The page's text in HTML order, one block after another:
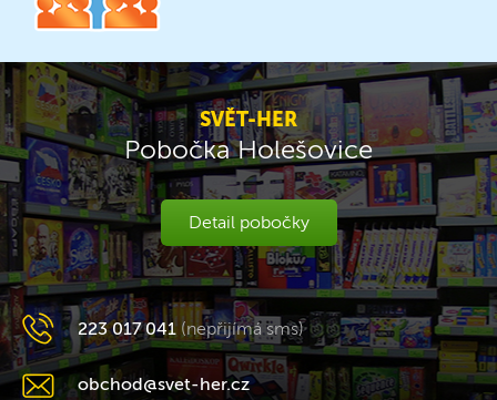
SVĚT-HER
Pobočka Holešovice
Detail pobočky
223 017 041 (nepřijímá sms)
obchod@svet-her.cz